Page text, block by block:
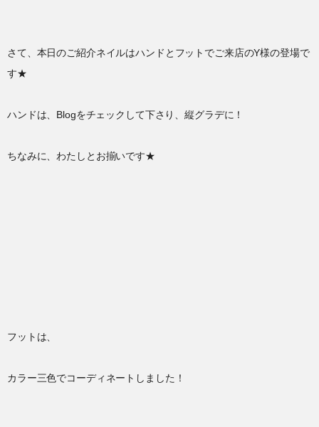
さて、本日のご紹介ネイルはハンドとフットでご来店のY様の登場で
す★
ハンドは、Blogをチェックして下さり、縦グラデに！
ちなみに、わたしとお揃いです★
フットは、
カラー三色でコーディネートしました！